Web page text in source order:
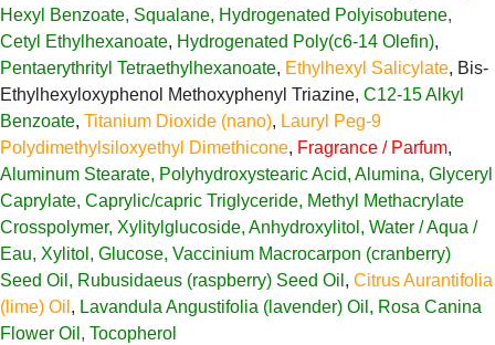
Hexyl Benzoate, Squalane, Hydrogenated Polyisobutene,
Cetyl Ethylhexanoate, Hydrogenated Poly(c6-14 Olefin),
Pentaerythrityl Tetraethylhexanoate, Ethylhexyl Salicylate, Bis-
Ethylhexyloxyphenol Methoxyphenyl Triazine, C12-15 Alkyl
Benzoate, Titanium Dioxide (nano), Lauryl Peg-9
Polydimethylsiloxyethyl Dimethicone, Fragrance / Parfum,
Aluminum Stearate, Polyhydroxystearic Acid, Alumina, Glyceryl
Caprylate, Caprylic/capric Triglyceride, Methyl Methacrylate
Crosspolymer, Xylitylglucoside, Anhydroxylitol, Water / Aqua /
Eau, Xylitol, Glucose, Vaccinium Macrocarpon (cranberry)
Seed Oil, Rubusidaeus (raspberry) Seed Oil , Citrus Aurantifolia
(lime) Oil , Lavandula Angustifolia (lavender) Oil, Rosa Canina
Flower Oil, Tocopherol